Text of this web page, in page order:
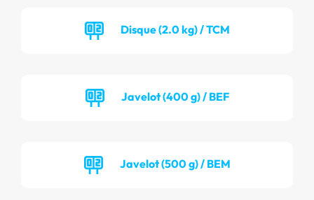
Disque (2.0 kg) / TCM
Javelot (400 g) / BEF
Javelot (500 g) / BEM